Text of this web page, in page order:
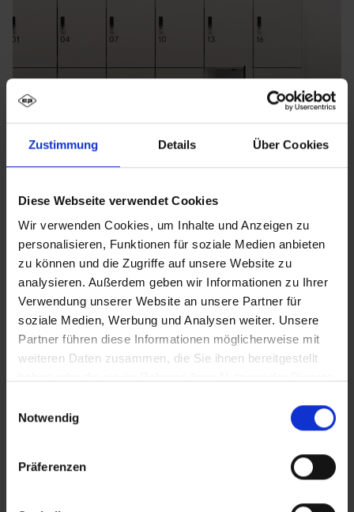
Zustimmung Details Über Cookies
Diese Webseite verwendet Cookies
Wir verwenden Cookies, um Inhalte und Anzeigen zu
personalisieren, Funktionen für soziale Medien anbieten
zu können und die Zugriffe auf unsere Website zu
analysieren. Außerdem geben wir Informationen zu Ihrer
Verwendung unserer Website an unsere Partner für
soziale Medien, Werbung und Analysen weiter. Unsere
Partner führen diese Informationen möglicherweise mit
weiteren Daten zusammen, die Sie ihnen bereitgestellt
Notwendig
Präferenzen
Szafki szatniowe i zamykane
schowki C + P: perfekcja w
każdym szczególe
spośród wielu różnych typów zamków, ale także
dostosowane do Twoich indywidualnych potrzeb.